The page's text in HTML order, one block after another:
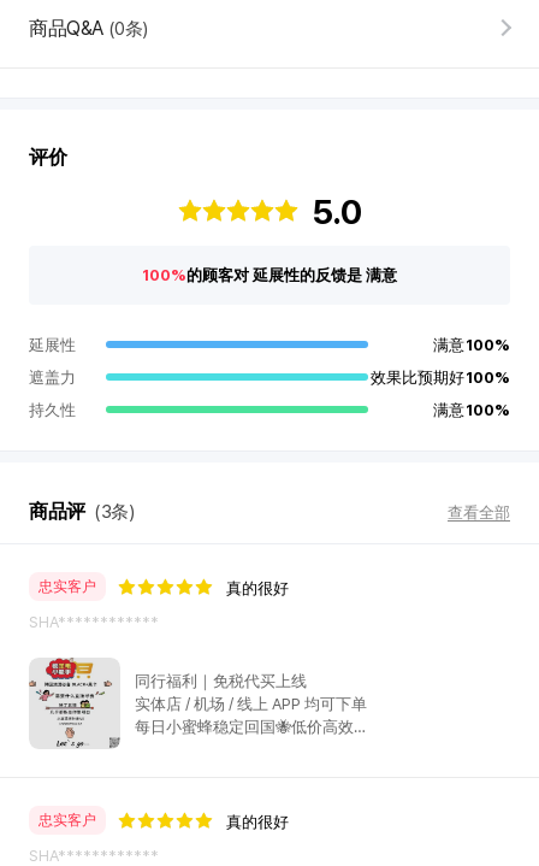
商品Q&A (0条)
新
世
店
评价
5.0
100%的顾客对 延展性的反馈是 满意
延展性 满意100%
遮盖力
效果比预期好100%
持久性
满意100%
商品评 (3条) 查看全部
忠实客户
真的很好
SHA************
同行福利｜免税代买上线
实体店 / 机场 / 线上 APP 均可下单
每日小蜜蜂稳定回国🐝低价高效
忠实客户
真的很好
SHA************